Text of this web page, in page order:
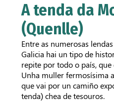
A tenda da
(Quenlle)
Entre as numerosas
Galicia hai un tipo de
repite por todo o país, que
Unha muller fermosísima
que vai por un camiño
tenda) chea de tesouros.